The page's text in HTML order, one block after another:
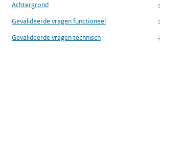
Achtergrond
...
Gevalideerde vragen functioneel ...
Gevalideerde vragen technisch ...